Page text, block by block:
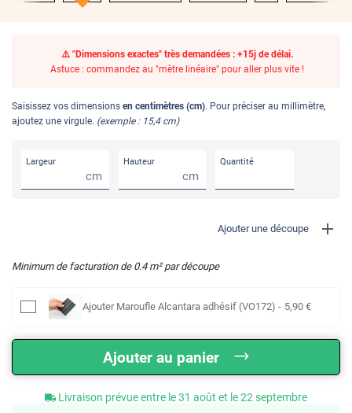
⚠️ "Dimensions exactes" très demandées : +15j de délai.
Astuce : commandez au "mètre linéaire" pour aller plus vite !
Saisissez vos dimensions en centimètres (cm). Pour préciser au millimètre,
ajoutez une virgule. (exemple : 15,4 cm)
Largeur
cm
Hauteur
cm
Quantité
Ajouter une découpe
Minimum de facturation de 0.4m² par découpe
Ajouter Maroufle Alcantara adhésif (VO172) - 5,90 €
Ajouter au panier
Livraison prévue entre le 31 août et le 22 septembre